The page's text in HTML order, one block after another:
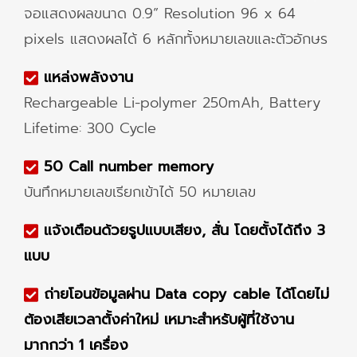
จอแสดงผลขนาด 0.9” Resolution 96 x 64
pixels แสดงผลได้ 6 หลักทั้งหมายเลขและตัวอักษร
แหล่งพลังงาน
Rechargeable Li-polymer 250mAh, Battery
Lifetime: 300 Cycle
50 Call number memory
บันทึกหมายเลขเรียกเข้าได้ 50 หมายเลข
แจ้งเตือนด้วยรูปแบบเสียง, สั่น โดยตั้งได้ถึง 3
แบบ
ถ่ายโอนข้อมูลผ่าน Data copy cable ได้โดยไม่
ต้องเสียเวลาตั้งค่าใหม่ เหมาะสำหรับผู้ที่ใช้งาน
มากกว่า 1 เครื่อง